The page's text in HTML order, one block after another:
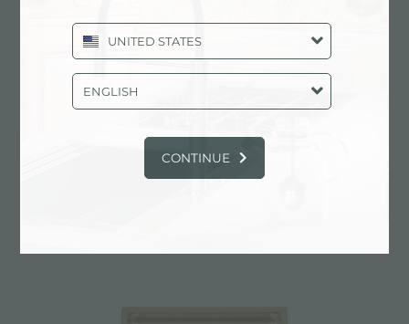
UNITED STATES
ENGLISH
CONTINUE